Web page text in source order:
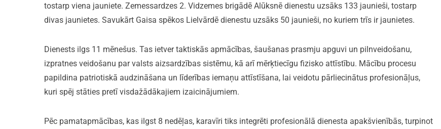
tostarp viena jauniete. Zemessardzes 2. Vidzemes brigādē Alūksnē dienestu uzsāks 133 jaunieši, tostarp
divas jaunietes. Savukārt Gaisa spēkos Lielvārdē dienestu uzsāks 50 jaunieši, no kuriem trīs ir jaunietes.
Dienests ilgs 11 mēnešus. Tas ietver taktiskās apmācības, šaušanas prasmju apguvi un pilnveidošanu,
izpratnes veidošanu par valsts aizsardzības sistēmu, kā arī mērķtiecīgu fizisko attīstību. Mācību procesu
papildina patriotiskā audzināšana un līderības iemaņu attīstīšana, lai veidotu pārliecinātus profesionāļus,
kuri spēj stāties pretī visdažādākajiem izaicinājumiem.
Pēc pamatapmācības, kas ilgst 8 nedēļas, karavīri tiks integrēti profesionālā dienesta apakšvienībās, turpinot